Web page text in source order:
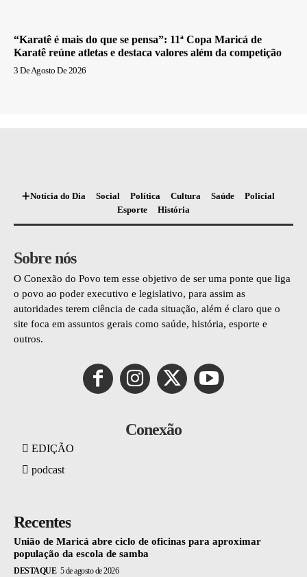
“Karatê é mais do que se pensa”: 11ª Copa Maricá de
Karatê reúne atletas e destaca valores além da competição
3 De Agosto De 2026
Notícia do Dia Social Política Cultura Saúde
Policial
Esporte
História
Sobre nós
O Conexão do Povo tem esse objetivo de ser uma ponte que liga
o povo ao poder executivo e legislativo, para assim as
autoridades terem ciência de cada situação, além é claro que o
site foca em assuntos gerais como saúde, história, esporte e
outros.
Conexão
EDIÇÃO
podcast
Recentes
União de Maricá abre ciclo de oficinas para aproximar
população da escola de samba
DESTAQUE 5 de agosto de 2026